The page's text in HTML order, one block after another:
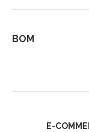
BOM
E-